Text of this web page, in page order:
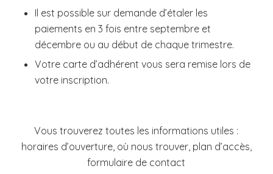
Il est possible sur demande d’étaler les
paiements en 3 fois entre septembre et
décembre ou au début de chaque trimestre.
Votre carte d’adhérent vous sera remise lors de
votre inscription.
Vous trouverez toutes les informations utiles :
horaires d’ouverture, où nous trouver, plan d’accès,
formulaire de contact